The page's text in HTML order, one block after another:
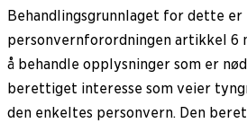
Behandlingsgrunnlaget for dette er
personvernforordningen artikkel 6
å behandle opplysninger som er
berettiget interesse som veier
den enkeltes personvern. Den